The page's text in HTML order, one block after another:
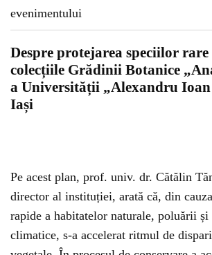
Despre protejarea speciilor
colecțiile Grădinii Botanice
a Universității „Alexandru
Iași
Pe acest plan, prof. univ. dr. Cătălin
director al instituției, arată că, din
rapide a habitatelor naturale, poluării
climatice, s-a accelerat ritmul de